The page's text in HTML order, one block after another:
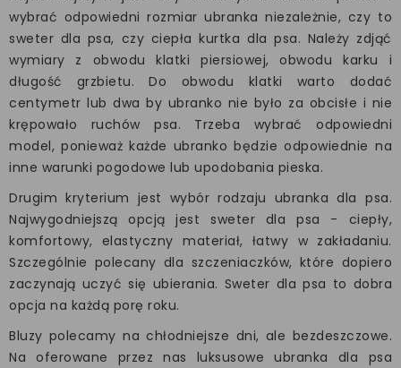
wybrać odpowiedni rozmiar ubranka niezależnie, czy to
sweter dla psa, czy ciepła kurtka dla psa. Należy zdjąć
wymiary z obwodu klatki piersiowej, obwodu karku i
długość grzbietu. Do obwodu klatki warto dodać
centymetr lub dwa by ubranko nie było za obcisłe i nie
krępowało ruchów psa. Trzeba wybrać odpowiedni
model, ponieważ każde ubranko będzie odpowiednie na
inne warunki pogodowe lub upodobania pieska.
Drugim kryterium jest wybór rodzaju ubranka dla psa.
Najwygodniejszą opcją jest sweter dla psa - ciepły,
komfortowy, elastyczny materiał, łatwy w zakładaniu.
Szczególnie polecany dla szczeniaczków, które dopiero
zaczynają uczyć się ubierania. Sweter dla psa to dobra
opcja na każdą porę roku.
Bluzy polecamy na chłodniejsze dni, ale bezdeszczowe.
Na oferowane przez nas luksusowe ubranka dla psa